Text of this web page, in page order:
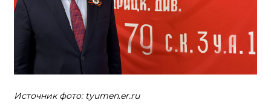
Источник фото: tyumen.er.ru